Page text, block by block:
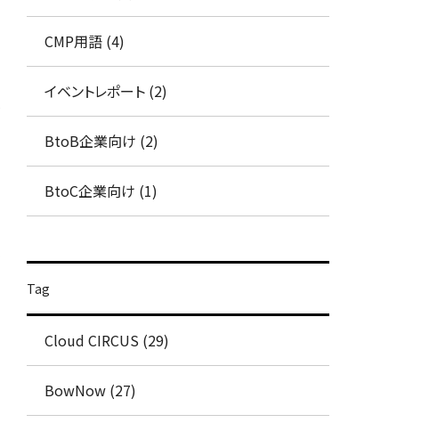
CMP用語 (4)
イベントレポート (2)
BtoB企業向け (2)
BtoC企業向け (1)
Tag
Cloud CIRCUS (29)
BowNow (27)